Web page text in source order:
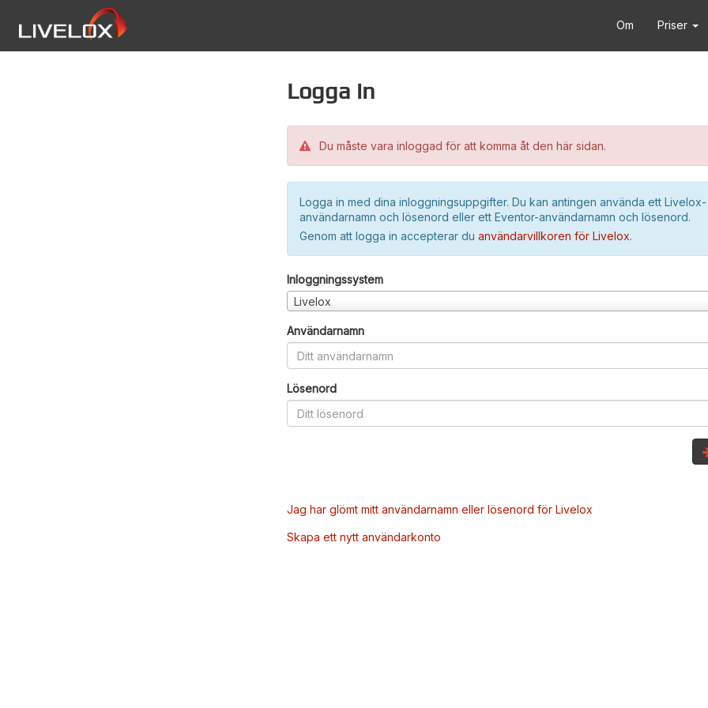
Om Priser
Logga in
Du måste vara inloggad för att komma åt den här sidan.
Logga in med dina inloggningsuppgifter. Du kan antingen använda ett Livelox-
användarnamn och lösenord eller ett Eventor-användarnamn och lösenord.
Genom att logga in accepterar du användarvillkoren för Livelox.
Inloggningssystem
Livelox
Användarnamn
Lösenord
Jag har glömt mitt användarnamn eller lösenord för Livelox
Skapa ett nytt användarkonto